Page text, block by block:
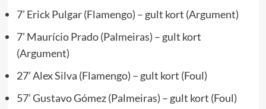
7’ Erick Pulgar (Flamengo) – gult kort (Argument)
7’ Maurício Prado (Palmeiras) – gult kort
(Argument)
27’ Alex Silva (Flamengo) – gult kort (Foul)
57’ Gustavo Gómez (Palmeiras) – gult kort (Foul)